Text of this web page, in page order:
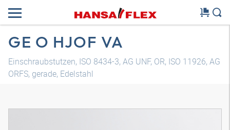
GE O HJOF VA
Einschraubstutzen, ISO 8434-3, AG UNF, OR, ISO 11926, AG
ORFS, gerade, Edelstahl